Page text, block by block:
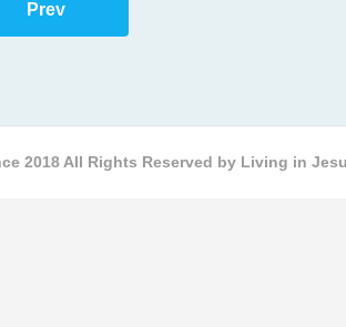
Prev
2018 All Rights Reserved by Living in